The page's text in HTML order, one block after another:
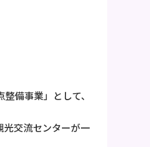
備事業」として、
交流センターが一